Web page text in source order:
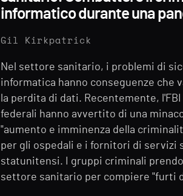
informatico durante una
Gil Kirkpatrick
Nel settore sanitario, i problemi di
informatica hanno conseguenze che
la perdita di dati. Recentemente,
federali hanno avvertito di una
"aumento e imminenza della
per gli ospedali e i fornitori di servizi
statunitensi. I gruppi criminali
settore sanitario per compiere "furti